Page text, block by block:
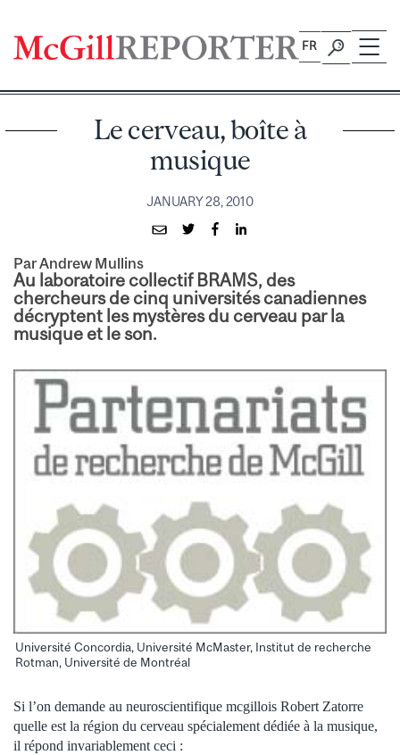
content
FR
Le cerveau, boîte à
musique
JANUARY 28, 2010
Par Andrew Mullins
Au laboratoire collectif BRAMS, des
chercheurs de cinq universités canadiennes
décryptent les mystères du cerveau par la
musique et le son.
Université Concordia, Université McMaster, Institut de recherche
Rotman, Université de Montréal
Si l’on demande au neuroscientifique mcgillois Robert Zatorre
quelle est la région du cerveau spécialement dédiée à la musique,
il répond invariablement ceci :